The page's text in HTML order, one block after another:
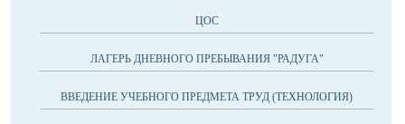
ЦОС
ЛАГЕРЬ ДНЕВНОГО ПРЕБЫВАНИЯ "РАДУГА"
ВВЕДЕНИЕ УЧЕБНОГО ПРЕДМЕТА ТРУД (ТЕХНОЛОГИЯ)